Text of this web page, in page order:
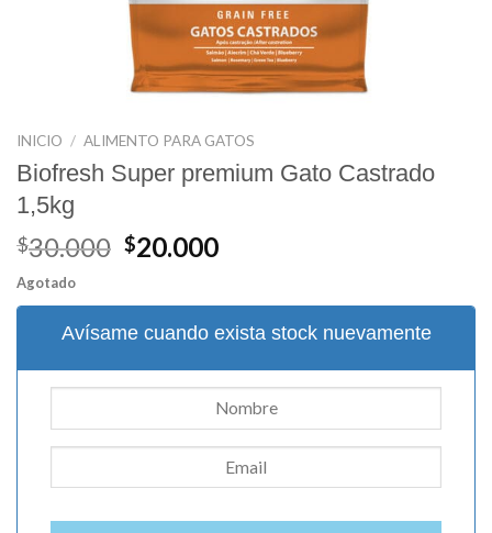
INICIO / ALIMENTO PARA GATOS
Biofresh Super premium Gato Castrado
1,5kg
$30.000 El
original
era:
$20.000El
actual
es:
Agotado
Avísame cuando exista stock nuevamente